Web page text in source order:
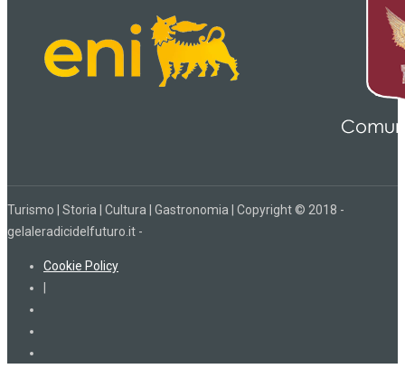
Turismo | Storia | Cultura | Gastronomia | Copyright © 2018 -
gelaleradicidelfuturo.it -
Cookie Policy